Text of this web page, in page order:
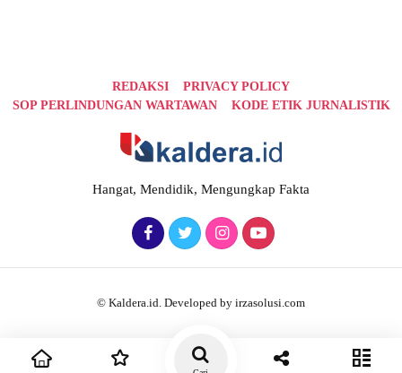
REDAKSI
PRIVACY POLICY
SOP PERLINDUNGAN WARTAWAN
KODE ETIK JURNALISTIK
Hangat, Mendidik, Mengungkap Fakta
© Kaldera.id. Developed by irzasolusi.com